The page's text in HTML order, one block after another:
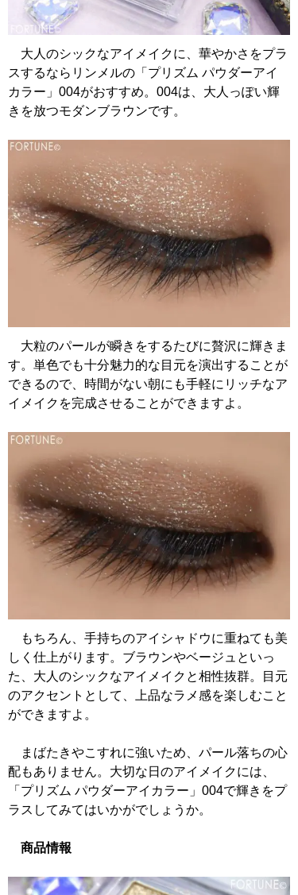
大人のシックなアイメイクに、華やかさをプラ
スするならリンメルの「プリズム パウダーアイ
カラー」004がおすすめ。004は、大人っぽい輝
きを放つモダンブラウンです。
大粒のパールが瞬きをするたびに贅沢に輝きま
す。単色でも十分魅力的な目元を演出することが
できるので、時間がない朝にも手軽にリッチなア
イメイクを完成させることができますよ。
もちろん、手持ちのアイシャドウに重ねても美
しく仕上がります。ブラウンやベージュといっ
た、大人のシックなアイメイクと相性抜群。目元
のアクセントとして、上品なラメ感を楽しむこと
ができますよ。
まばたきやこすれに強いため、パール落ちの心
配もありません。大切な日のアイメイクには、
「プリズム パウダーアイカラー」004で輝きをプ
ラスしてみてはいかがでしょうか。
商品情報